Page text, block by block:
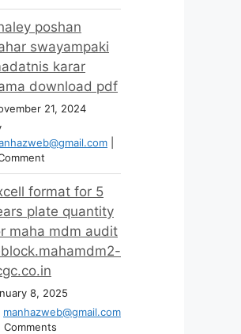
poshan
swayampaki
karar
download pdf
21, 2024
format for 5
plate quantity
maha mdm audit
8, 2025
manhazweb@gmail.com
Comments